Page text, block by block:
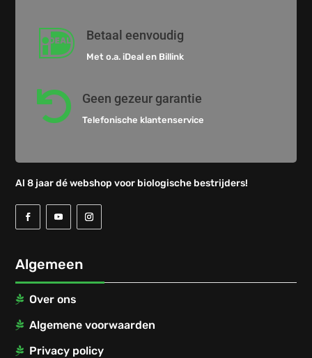
 Betaal eenvoudig
Met o.a. iDeal en Billink
 Geen gezeur garantie
Telefonische klantenservice
Al 8 jaar dé webshop voor biologische bestrijders!
Algemeen
Over ons
Algemene voorwaarden
Privacy policy